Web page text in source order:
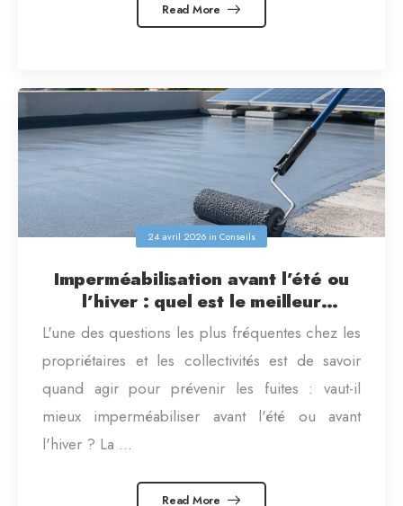
Read More
24 avril 2026 in Conseils
Imperméabilisation avant l’été ou
l’hiver : quel est le meilleur
moment ?
L'une des questions les plus fréquentes chez les
propriétaires et les collectivités est de savoir
quand agir pour prévenir les fuites : vaut-il
mieux imperméabiliser avant l'été ou avant
l'hiver ? La ...
Read More